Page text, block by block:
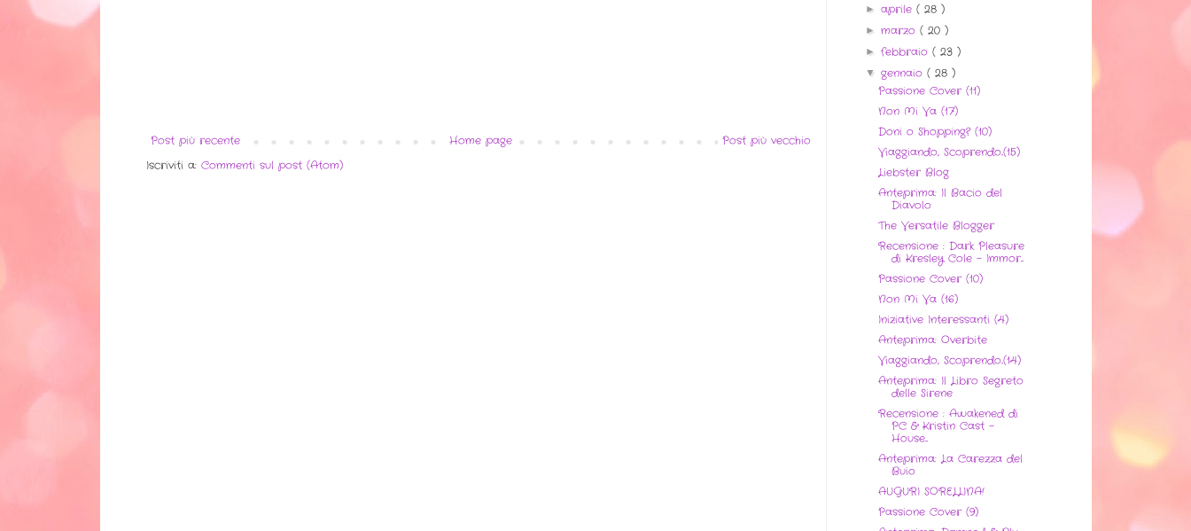
Post più recente Post più vecchio
Home page
Iscriviti a: Commenti sul post (Atom)
► aprile ( 28 )
► marzo ( 20 )
► febbraio ( 23 )
▼ gennaio ( 28 )
Passione Cover (11)
Non Mi Va (17)
Doni o Shopping? (10)
Viaggiando, Scoprendo..(15)
Liebster Blog
Anteprima: Il Bacio del
Diavolo
The Versatile Blogger
Recensione : Dark Pleasure
di Kresley Cole - Immor...
Passione Cover (10)
Non Mi Va (16)
Iniziative Interessanti (4)
Anteprima: Overbite
Viaggiando, Scoprendo..(14)
Anteprima: Il Libro Segreto
delle Sirene
Recensione : Awakened di
PC & Kristin Cast -
House...
Anteprima: La Carezza del
Buio
AUGURI SORELLINA!
Passione Cover (9)